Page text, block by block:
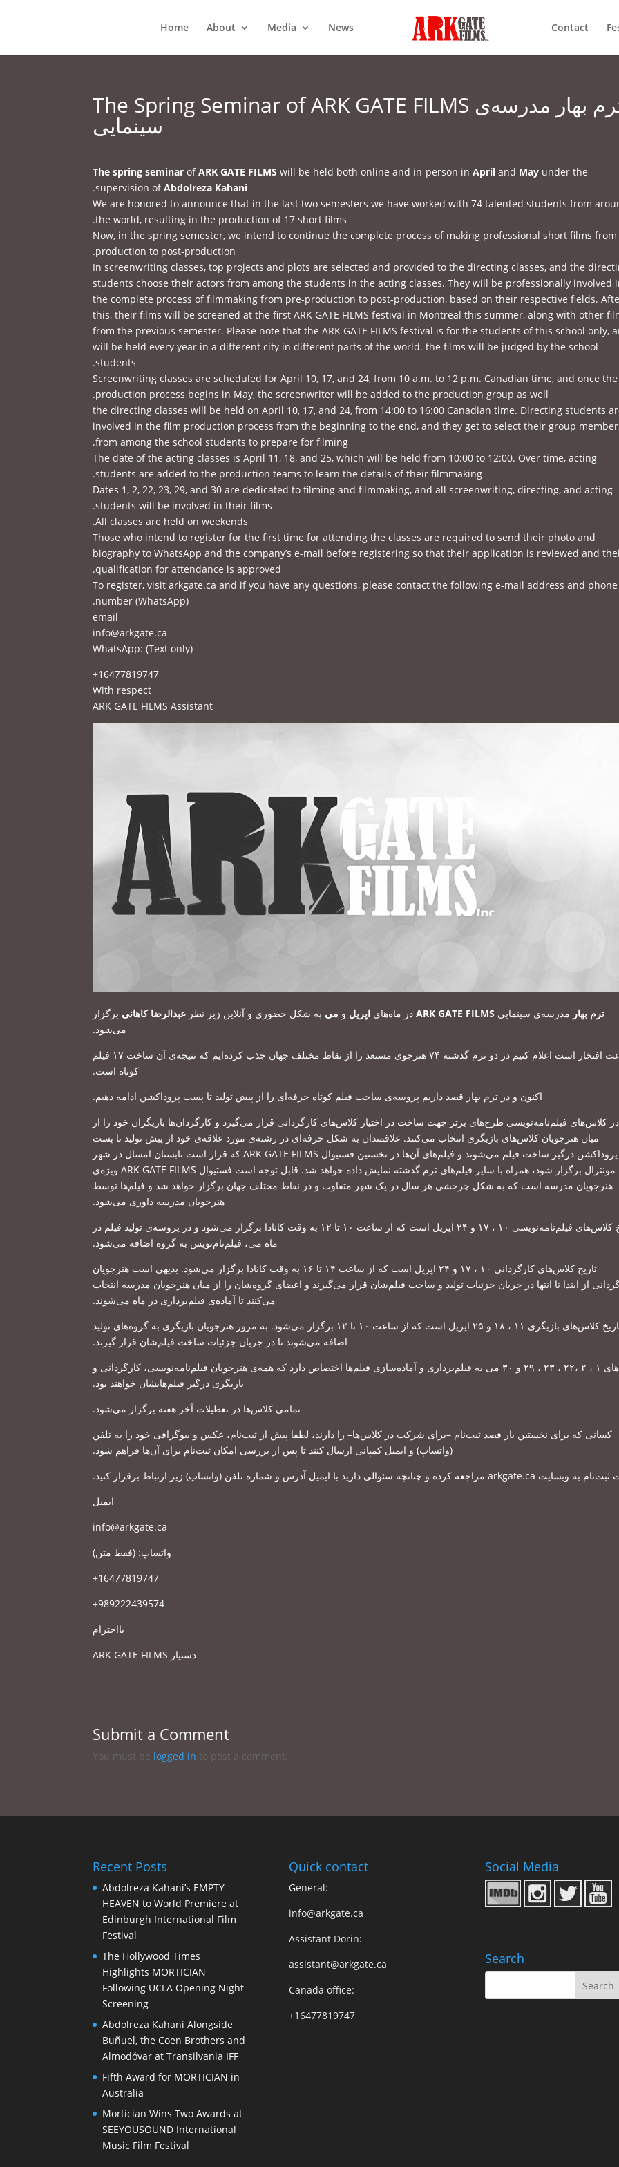
Home About Media News Contact
The Spring Seminar of ARK GATE FILMS ترم بهار مدرسه‌ی
سینمایی
The spring seminar ofARK GATE FILMS will be held both online and in-person inApril and May under the
supervision ofAbdolreza Kahani
.
We are honored to announce that in the last two semesters we have worked with 74 talented students from
the world, resulting in the production of 17 short films.
Now, in the spring semester, we intend to continue the complete process of making professional short films
production to post-production.
In screenwriting classes, top projects and plots are selected and provided to the directing classes, and the
students choose their actors from among the students in the acting classes. They will be professionally involved
the complete process of filmmaking from pre-production to post-production, based on their respective fields.
this, their films will be screened at the first ARK GATE FILMS festival in Montreal this summer, along with other
from the previous semester. Please note that the ARK GATE FILMS festival is for the students of this school only,
will be held every year in a different city in different parts of the world. the films will be judged by the school
students.
Screenwriting classes are scheduled for April 10, 17, and 24, from 10 a.m. to 12 p.m. Canadian time, and once
production process begins in May, the screenwriter will be added to the production group as well.
the directing classes will be held on April 10, 17, and 24, from 14:00 to 16:00 Canadian time. Directing students
involved in the film production process from the beginning to the end, and they get to select their group
from among the school students to prepare for filming.
The date of the acting classes is April 11, 18, and 25, which will be held from 10:00 to 12:00. Over time, acting
students are added to the production teams to learn the details of their filmmaking.
Dates 1, 2, 22, 23, 29, and 30 are dedicated to filming and filmmaking, and all screenwriting, directing, and acting
students will be involved in their films.
All classes are held on weekends.
Those who intend to register for the first time for attending the classes are required to send their photo and
biography to WhatsApp and the company’s e-mail before registering so that their application is reviewed and
qualification for attendance is approved.
To register, visit arkgate.ca and if you have any questions, please contact the following e-mail address and phone
number (WhatsApp).
email
info@arkgate.ca
WhatsApp: (Text only)
16477819747+
With respect
ARK GATE FILMS Assistant
ترم بهار مدرسه‌ی سینمایی در ماه‌های اپریل و می به شکل حضوری و آنلاین زیر نظر عبدالرضا کاهانی برگزار
می‌شود.
باعث افتخار است اعلام کنیم در دو ترم گذشته ۷۴ هنرجوی مستعد را از نقاط مختلف جهان جذب کرده‌ایم که نتیجه‌ی آن ساخت ۱۷ فیلم
کوتاه است.
اکنون و در ترم بهار قصد داریم پروسه‌ی ساخت فیلم کوتاه حرفه‌ای را از پیش تولید تا پست پروداکشن ادامه دهیم.
در کلاس‌های فیلم‌نامه‌نویسی طرح‌های برتر جهت ساخت در اختیار کلاس‌های کارگردانی قرار می‌گیرد و کارگردان‌ها بازیگران خود را از
میان هنرجویان کلاس‌های بازیگری انتخاب می‌کنند. علاقمندان به شکل حرفه‌ای در رشته‌ی مورد علاقه‌ی خود از پیش تولید تا پست
پروداکشن درگیر ساخت فیلم می‌شوند و فیلم‌های آن‌ها در نخستین فستیوال
که قرار است تابستان امسال در شهر
مونترال برگزار شود، همراه با سایر فیلم‌های ترم گذشته نمایش داده خواهد شد. قابل توجه است فستیوال
ویژه‌ی
هنرجویان مدرسه است که به شکل چرخشی هر سال در یک شهر متفاوت و در نقاط مختلف جهان برگزار خواهد شد و فیلم‌ها توسط
هنرجویان مدرسه داوری می‌شود.
تاریخ کلاس‌های فیلم‌نامه‌نویسی ۱۰ ، ۱۷ و ۲۴ اپریل است که از ساعت ۱۰ تا ۱۲ به وقت کانادا برگزار می‌شود و در پروسه‌ی تولید فیلم در
ماه می، فیلم‌نام‌نویس به گروه اضافه می‌شود.
تاریخ کلاس‌های کارگردانی ۱۰ ، ۱۷ و ۲۴ اپریل است که از ساعت ۱۴ تا ۱۶ به وقت کانادا برگزار می‌شود
. بدیهی است هنرجویان
از ابتدا تا انتها در جریان جزئيات تولید و ساخت فیلم‌شان قرار می‌گیرند و اعضای گروه‌شان را از میان هنرجویان مدرسه انتخاب
می‌کنند تا آماده‌ی فیلم‌برداری در ماه می‌شوند.
کلاس‌های بازیگری ۱۱ ، ۱۸ و ۲۵ اپریل است که از ساعت ۱۰ تا ۱۲ برگزار می‌شود
. به مرور هنرجویان بازیگری به گروه‌های تولید
اضافه می‌شوند تا در جریان جزئيات ساخت فیلم‌شان قرار گیرند.
تاریخ‌های ۱ ، ۲ ،۲۲ ، ۲۳ ، ۲۹ و ۳۰ می به فیلم‌برداری و آماده‌سازی فیلم‌ها اختصاص دارد که همه‌ی هنرجویان فیلم‌نامه‌نویسی، کارگردانی و
بازیگری درگیر فیلم‌هایشان خواهند بود.
تمامی کلاس‌ها در تعطیلات آخر هفته برگزار می‌شود.
کسانی که برای نخستین بار قصد ثبت‌نام –برای شرکت در کلاس‌ها– را دارند، لطفا پیش از ثبت‌نام، عکس و بیوگرافی خود را به تلفن
(واتساپ) و ایمیل کمپانی ارسال کنند تا پس از بررسی امکان ثبت‌نام برای آن‌ها فراهم شود.
ثبت‌نام به وبسایت
مراجعه کرده و چنانچه سئوالی دارید با ایمیل آدرس و شماره تلفن‌ (واتساپ) زیر ارتباط برقرار کنید.
ایمیل
info@arkgate.ca
واتساپ: (فقط متن)
+16477819747
+989222439574
بااحترام
دستیار
Submit a Comment
You must be logged in to post a comment.
Recent Posts
Abdolreza Kahani’s EMPTY
HEAVEN to World Premiere at
Edinburgh International Film
Festival
The Hollywood Times
Highlights MORTICIAN
Following UCLA Opening Night
Screening
Abdolreza Kahani Alongside
Buñuel, the Coen Brothers and
Almodóvar at Transilvania IFF
Fifth Award for MORTICIAN in
Australia
Mortician Wins Two Awards at
SEEYOUSOUND International
Music Film Festival
Quick contact
General:
info@arkgate.ca
Assistant Dorin:
assistant@arkgate.ca
Canada office:
+16477819747
Social Media
Search